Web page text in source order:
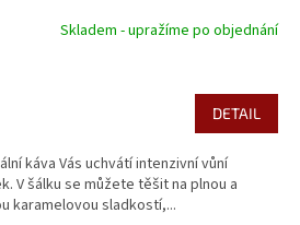
Skladem - upražíme po objednání
DETAIL
káva Vás uchvátí intenzivní vůní
V šálku se můžete těšit na plnou a
karamelovou sladkostí,...